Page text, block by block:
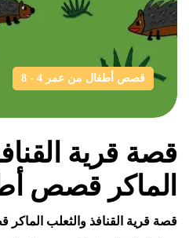
قصص أطفال من عمر 4 - 8
قصة قرية
الماكر قصص
قصة قرية القنافذ والثعلب